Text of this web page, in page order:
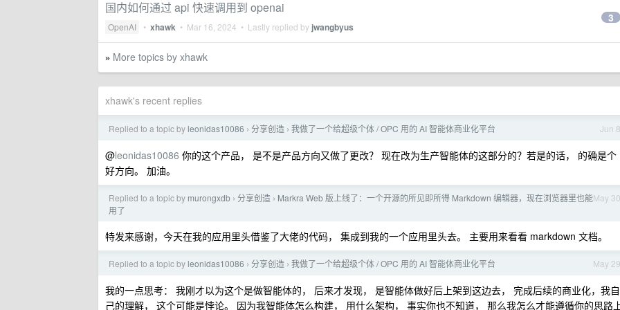
国内如何通过 api 快速调用到 openai
OpenAI • xhawk • Mar 16, 2024 • Lastly replied by jwangbyus
3
» More topics by xhawk
xhawk's recent replies
Jun 8
Replied to a topic by leonidas10086 › 分享创造 › 我做了一个给超级个体 / OPC 用的 AI 智能体商业化平台
@leonidas10086 你的这个产品， 是不是产品方向又做了更改？ 现在改为生产智能体的这部分的？若是的话， 的确是个
好方向。 加油。
May 30
Replied to a topic by murongxdb › 分享创造 › Markra Web 版上线了：一个开源的所见即所得 Markdown 编辑器，现在浏览器里也能
用了
特发来感谢，今天在我的应用里头借鉴了大佬的代码， 集成到我的一个应用里头去。 主要用来看看 markdown 文档。
May 29
Replied to a topic by leonidas10086 › 分享创造 › 我做了一个给超级个体 / OPC 用的 AI 智能体商业化平台
我的一点思考： 我刚才以为这个是做智能体的， 后来才发现， 是智能体做好后上架到这边去， 完成后续的商业化，我自
己的理解， 这个可能是悖论。 因为我智能体怎么构建， 用什么架构， 事实你也不知道， 那么我怎么才能遵循你的思路